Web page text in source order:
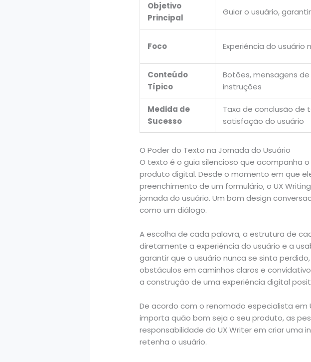
Objetivo
Principal
Guiar o usuário,
Foco Experiência do usuário
Conteúdo
Típico
Botões, mensagens
instruções
Medida de
Sucesso
Taxa de conclusão de
satisfação do usuário
O Poder do Texto na Jornada do Usuário
O texto é o guia silencioso que acompanha
produto digital. Desde o momento em que
preenchimento de um formulário, o UX
jornada do usuário. Um bom design
como um diálogo.
A escolha de cada palavra, a estrutura de
diretamente a experiência do usuário e a
garantir que o usuário nunca se sinta
obstáculos em caminhos claros e
a construção de uma experiência digital
De acordo com o renomado especialista em
importa quão bom seja o seu produto, as
responsabilidade do UX Writer em criar
retenha o usuário.